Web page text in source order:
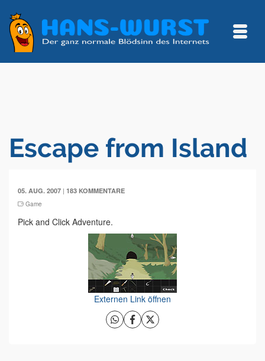
Escape from Island
05. AUG. 2007 | 183 KOMMENTARE
Game
Pick and Click Adventure.
Externen Link öffnen